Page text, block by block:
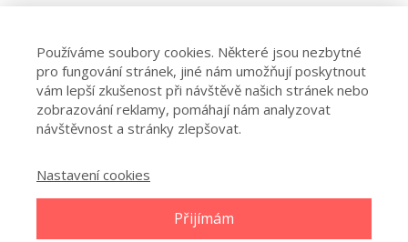
Ochrana osobních údajů
Obchodní podmínky
Kontakt
© 2026 Blog Růžena Nekudová
Používáme soubory cookies. Některé jsou nezbytné
pro fungování stránek, jiné nám umožňují poskytnout
vám lepší zkušenost při návštěvě našich stránek nebo
zobrazování reklamy, pomáhají nám analyzovat
návštěvnost a stránky zlepšovat.
Nastavení cookies
Přijímám